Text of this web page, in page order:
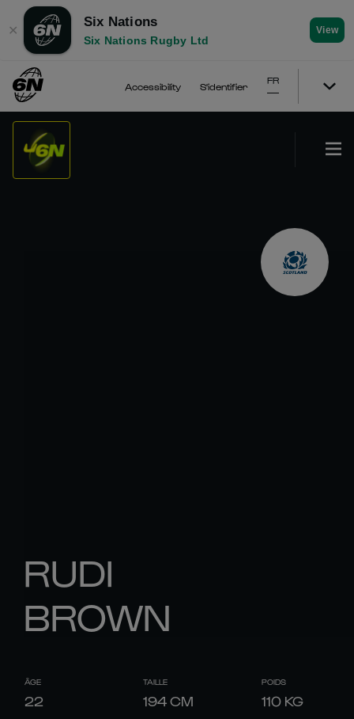
✕
Six Nations
Six Nations Rugby Ltd
View
Accessibility S'identifier
FR
RUDI
BROWN
ÂGE
22
TAILLE
194CM
POIDS
110 KG